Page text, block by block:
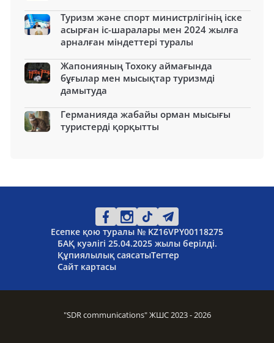
Туризм және спорт министрлігінің іске
асырған іс-шаралары мен 2024 жылға
арналған міндеттері туралы
Жапонияның Тохоку аймағында
бұғылар мен мысықтар туризмді
дамытуда
Германияда жабайы орман мысығы
туристерді қорқытты
Есепке қою туралы № KZ16VPY00118275
БАҚ куәлігі 25.04.2025 жылы берілді.
Құпиялылық саясатыТегтер
Сайт картасы
"SDR communications" ЖШС 2023 - 2026